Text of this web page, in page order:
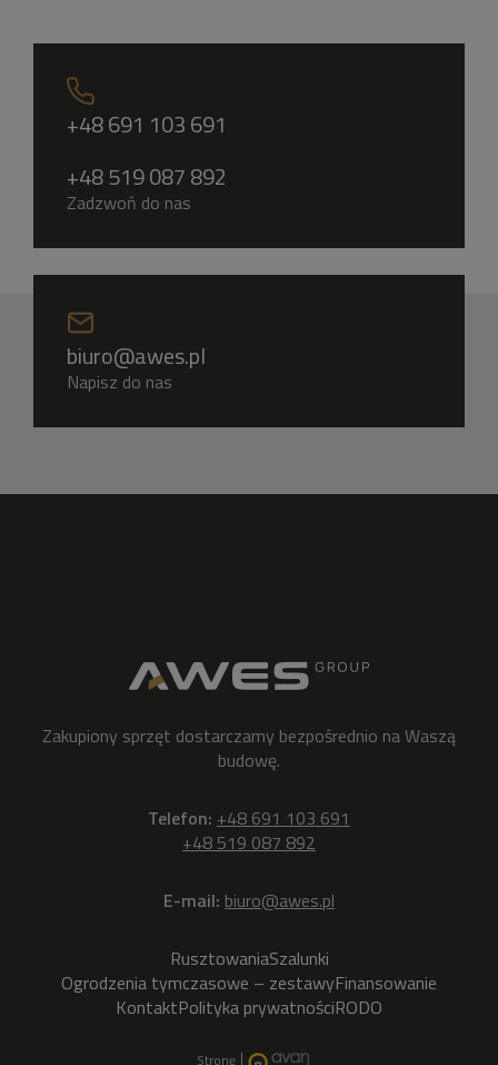
+48 691 103 691
+48 519 087 892
Zadzwoń do nas
biuro@awes.pl
Napisz do nas
Zakupiony sprzęt dostarczamy bezpośrednio na Waszą
budowę.
Telefon: +48 691 103 691
+48 519 087 892
E-mail: biuro@awes.pl
RusztowaniaSzalunki
Ogrodzenia tymczasowe – zestawyFinansowanie
KontaktPolityka prywatnościRODO
Stronę